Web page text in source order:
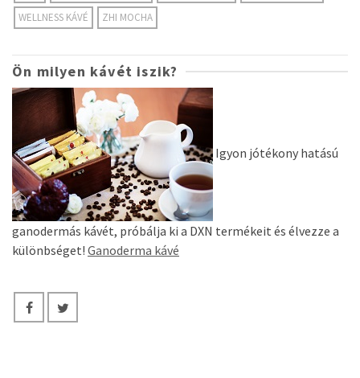
WELLNESS KÁVÉ
ZHI MOCHA
Ön milyen kávét iszik?
Igyon jótékony hatású
ganodermás kávét, próbálja ki a DXN termékeit és élvezze a
különbséget! Ganoderma kávé